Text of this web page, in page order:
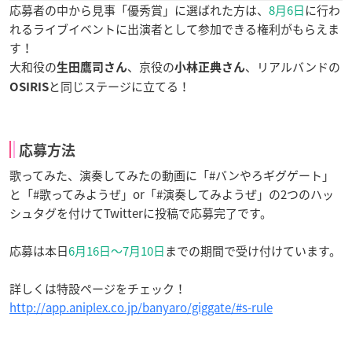
応募者の中から見事「優秀賞」に選ばれた方は、 8月6日に行わ
れるライブイベントに出演者として参加できる権利がもらえま
す！
大和役の生田鷹司さん、京役の小林正典さん、リアルバンドの
OSIRISと同じステージに立てる！
応募方法
歌ってみた、演奏してみたの動画に「#バンやろギグゲート」
と「#歌ってみようぜ」or「#演奏してみようぜ」の2つのハッ
シュタグを付けてTwitterに投稿で応募完了です。
応募は本日6月16日〜7月10日までの期間で受け付けています。
詳しくは特設ページをチェック！
http://app.aniplex.co.jp/banyaro/giggate/#s-rule